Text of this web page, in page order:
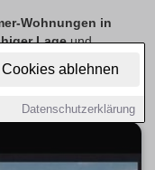
ablehnen
Datenschutzerklärung
Wohnungen in
Lageund